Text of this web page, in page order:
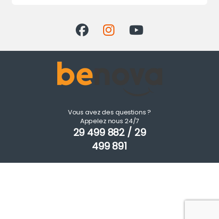
Vous avez des questions ?
Appelez nous 24/7
29 499 882 / 29
499 891